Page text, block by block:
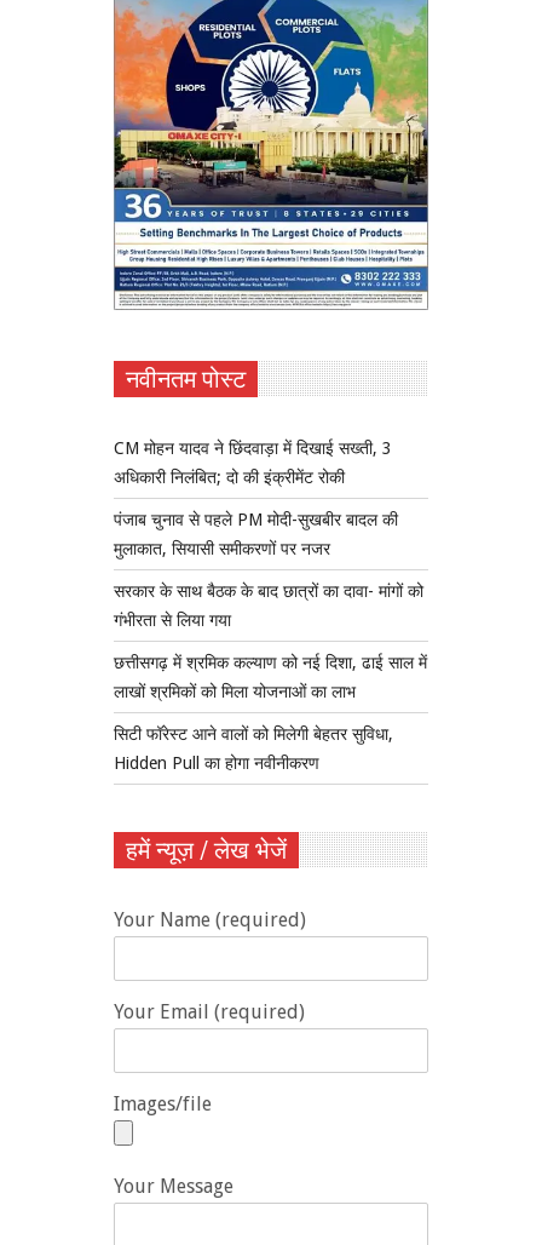
नवीनतम पोस्ट
CM मोहन यादव ने छिंदवाड़ा में दिखाई सख्ती, 3
अधिकारी निलंबित; दो की इंक्रीमेंट रोकी
पंजाब चुनाव से पहले PM मोदी-सुखबीर बादल की
मुलाकात, सियासी समीकरणों पर नजर
सरकार के साथ बैठक के बाद छात्रों का दावा- मांगों को
गंभीरता से लिया गया
छत्तीसगढ़ में श्रमिक कल्याण को नई दिशा, ढाई साल में
लाखों श्रमिकों को मिला योजनाओं का लाभ
सिटी फॉरेस्ट आने वालों को मिलेगी बेहतर सुविधा,
Hidden Pull का होगा नवीनीकरण
हमें न्यूज़ / लेख भेजें
Your Name (required)
Your Email (required)
Images/file
Your Message